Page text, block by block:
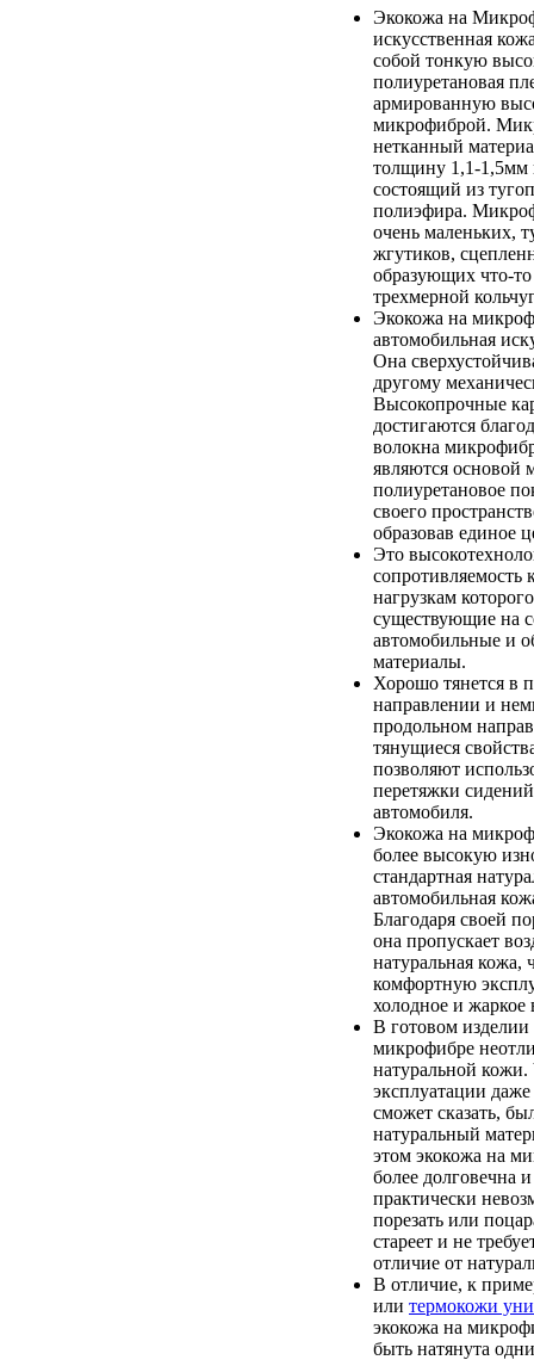
Экокожа на
искусственная
собой тонкую
полиуретановая
армированную
микрофиброй.
нетканный
толщину 1,1-1,5мм
состоящий из
полиэфира.
очень маленьких,
жгутиков,
образующих что-
трехмерной
Экокожа на
автомобильная
Она
другому
Высокопрочные
достигаются
волокна
являются основой
полиуретановое
своего
образовав единое
Это
сопротивляемость
нагрузкам
существующие на
автомобильные и
материалы.
Хорошо тянется в
направлении и
продольном
тянущиеся
позволяют
перетяжки
автомобиля.
Экокожа на
более высокую
стандартная
автомобильная
Благодаря своей
она пропускает
натуральная кожа,
комфортную
холодное и жаркое
В готовом изделии
микрофибре
натуральной кожи.
эксплуатации
сможет сказать,
натуральный
этом экокожа на
более долговечна
практически
порезать или
стареет и не
отличие от
В отличие, к
или термокожи
экокожа на
быть натянута